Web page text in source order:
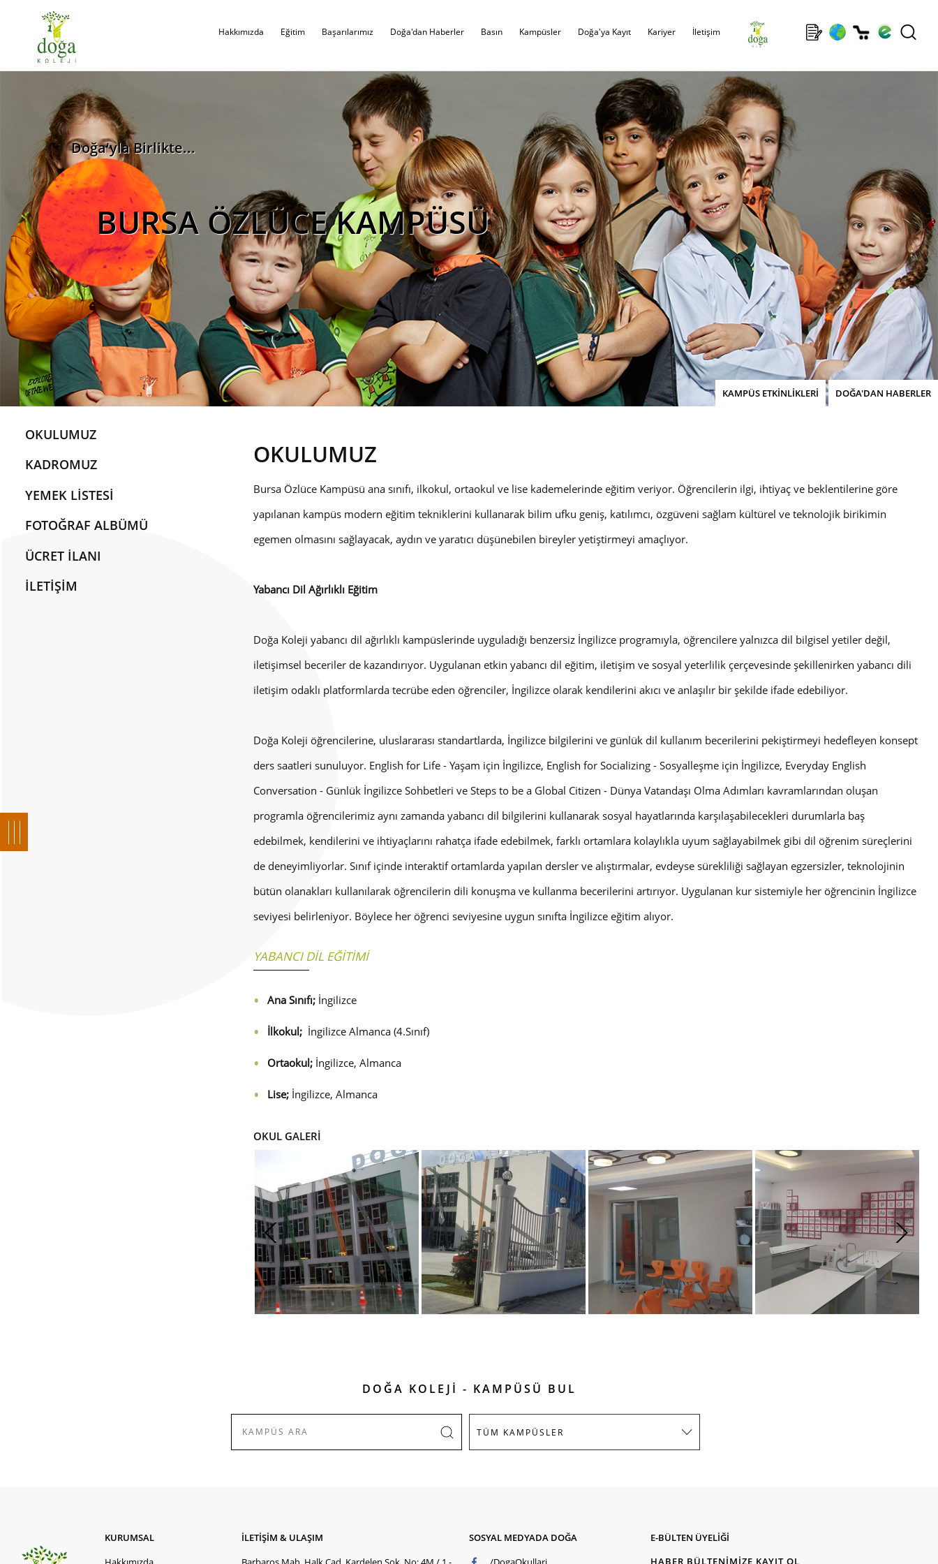
Hakkımızda Eğitim Başarılarımız Doğa'dan Haberler Basın Kampüsler Doğa'ya Kayıt Kariyer İletişim
Doğa'yla Birlikte...
BURSA ÖZLÜCE KAMPÜSÜ
KAMPÜS ETKİNLİKLERİ DOĞA'DAN HABERLER
OKULUMUZ
KADROMUZ
YEMEK LİSTESİ
FOTOĞRAF ALBÜMÜ
ÜCRET İLANI
İLETİŞİM
OKULUMUZ
Bursa Özlüce Kampüsü ana sınıfı, ilkokul, ortaokul ve lise kademelerinde eğitim veriyor. Öğrencilerin ilgi, ihtiyaç ve beklentilerine göre
yapılanan kampüs modern eğitim tekniklerini kullanarak bilim ufku geniş, katılımcı, özgüveni sağlam kültürel ve teknolojik birikimin
egemen olmasını sağlayacak, aydın ve yaratıcı düşünebilen bireyler yetiştirmeyi amaçlıyor.
Yabancı Dil Ağırlıklı Eğitim
Doğa Koleji yabancı dil ağırlıklı kampüslerinde uyguladığı benzersiz İngilizce programıyla, öğrencilere yalnızca dil bilgisel yetiler değil,
iletişimsel beceriler de kazandırıyor. Uygulanan etkin yabancı dil eğitim, iletişim ve sosyal yeterlilik çerçevesinde şekillenirken yabancı dili
iletişim odaklı platformlarda tecrübe eden öğrenciler, İngilizce olarak kendilerini akıcı ve anlaşılır bir şekilde ifade edebiliyor.
Doğa Koleji öğrencilerine, uluslararası standartlarda, İngilizce bilgilerini ve günlük dil kullanım becerilerini pekiştirmeyi hedefleyen konsept
ders saatleri sunuluyor. English for Life - Yaşam için İngilizce, English for Socializing - Sosyalleşme için İngilizce, Everyday English
Conversation - Günlük İngilizce Sohbetleri ve Steps to be a Global Citizen - Dünya Vatandaşı Olma Adımları kavramlarından oluşan
programla öğrencilerimiz aynı zamanda yabancı dil bilgilerini kullanarak sosyal hayatlarında karşılaşabilecekleri durumlarla baş
edebilmek, kendilerini ve ihtiyaçlarını rahatça ifade edebilmek, farklı ortamlara kolaylıkla uyum sağlayabilmek gibi dil öğrenim süreçlerini
de deneyimliyorlar. Sınıf içinde interaktif ortamlarda yapılan dersler ve alıştırmalar, evdeyse sürekliliği sağlayan egzersizler, teknolojinin
bütün olanakları kullanılarak öğrencilerin dili konuşma ve kullanma becerilerini artırıyor. Uygulanan kur sistemiyle her öğrencinin İngilizce
seviyesi belirleniyor. Böylece her öğrenci seviyesine uygun sınıfta İngilizce eğitim alıyor.
YABANCI DİL EĞİTİMİ
Ana Sınıfı;İngilizce
İlkokul; İngilizce Almanca (4.Sınıf)
Ortaokul; İngilizce, Almanca
Lise; İngilizce, Almanca
OKUL GALERİ
DOĞA KOLEJİ - KAMPÜSÜ BUL
KURUMSAL
İLETİŞİM & ULAŞIM
SOSYAL MEDYADA DOĞA
E-BÜLTEN ÜYELİĞİ
HABER BÜLTENİMİZE KAYIT OL